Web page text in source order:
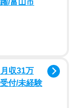
/富山市
収31万
付/未経験